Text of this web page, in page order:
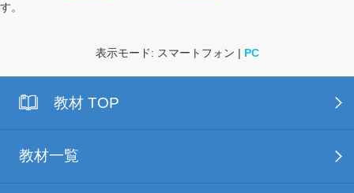
す。
表示モード: スマートフォン | PC
教材 TOP
教材一覧